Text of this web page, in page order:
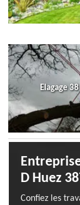
Elagage
D Huez
Confiez les